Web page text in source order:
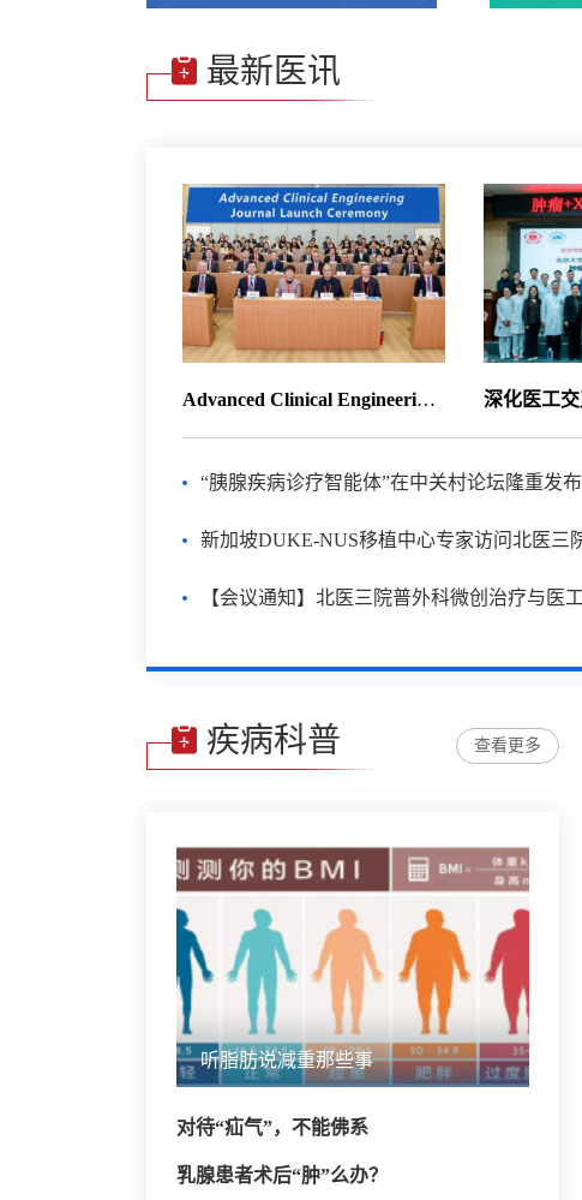
最新医讯
Advanced Clinical Engineering《医工创新》期刊重磅创刊！
“胰腺疾病诊疗智能体”在中关村论坛隆重发布
疾病科普 查看更多
听脂肪说减重那些事
对待“疝气”，不能佛系
乳腺患者术后“肿”么办？